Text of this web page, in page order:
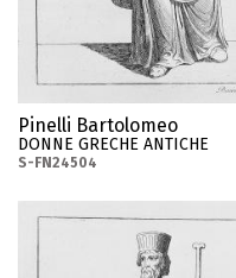
Pinelli Bartolomeo
DONNE GRECHE ANTICHE
S-FN24504